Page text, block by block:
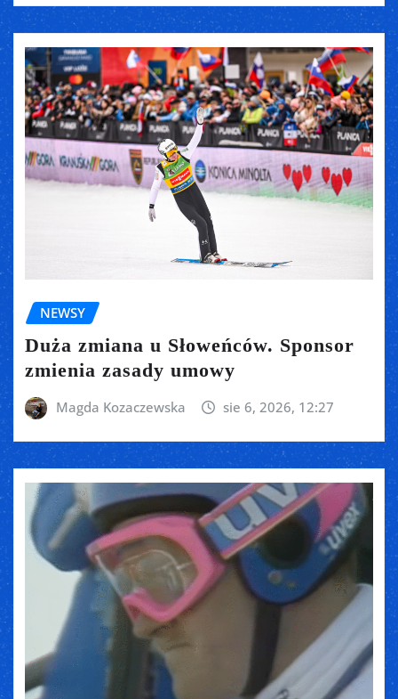
NEWSY
Duża zmiana u Słoweńców. Sponsor
zmienia zasady umowy
Magda Kozaczewska sie 6, 2026, 12:27